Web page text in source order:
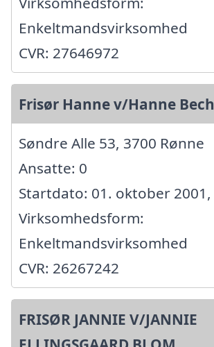
Enkeltmandsvirksomhed
CVR: 27646972
Frisør Hanne v/Hanne Bech
Søndre Alle 53, 3700 Rønne
Ansatte: 0
Startdato: 01. oktober 2001,
Virksomhedsform:
Enkeltmandsvirksomhed
CVR: 26267242
FRISØR JANNIE V/JANNIE